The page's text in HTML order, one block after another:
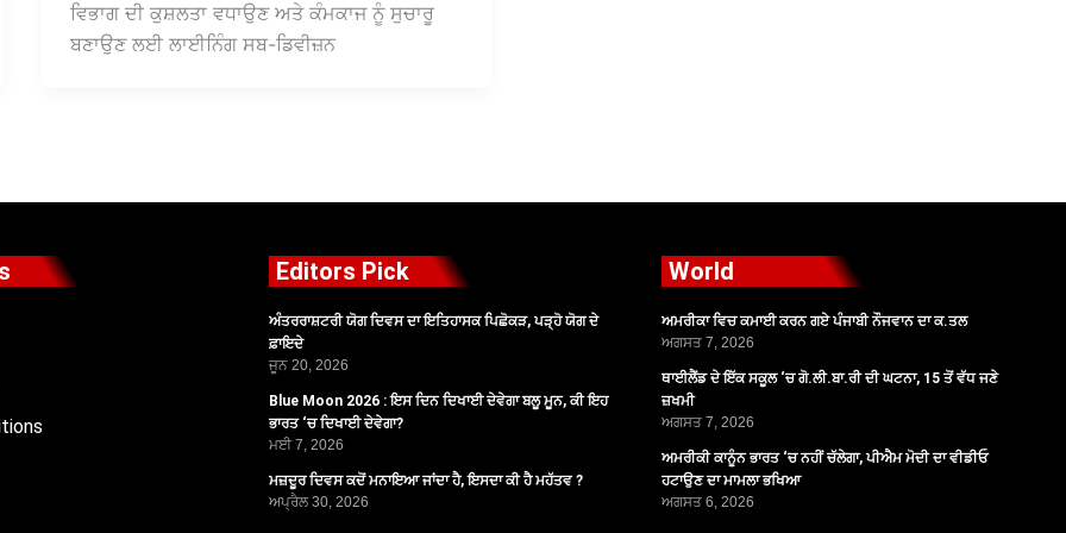
ਵਿਭਾਗ ਦੀ ਕੁਸ਼ਲਤਾ ਵਧਾਉਣ ਅਤੇ ਕੰਮਕਾਜ ਨੂੰ ਸੁਚਾਰੂ
ਬਣਾਉਣ ਲਈ ਲਾਈਨਿੰਗ ਸਬ-ਡਿਵੀਜ਼ਨ
Editors Pick
ਅੰਤਰਰਾਸ਼ਟਰੀ ਯੋਗ ਦਿਵਸ ਦਾ ਇਤਿਹਾਸਕ ਪਿਛੋਕੜ, ਪੜ੍ਹੋ ਯੋਗ ਦੇ
ਫ਼ਾਇਦੇ
ਜੂਨ 20, 2026
Blue Moon 2026 : ਇਸ ਦਿਨ ਦਿਖਾਈ ਦੇਵੇਗਾ ਬਲੂ ਮੂਨ, ਕੀ ਇਹ
ਭਾਰਤ ‘ਚ ਦਿਖਾਈ ਦੇਵੇਗਾ?
ਮਈ 7, 2026
ਮਜ਼ਦੂਰ ਦਿਵਸ ਕਦੋਂ ਮਨਾਇਆ ਜਾਂਦਾ ਹੈ, ਇਸਦਾ ਕੀ ਹੈ ਮਹੱਤਵ ?
ਅਪ੍ਰੈਲ 30, 2026
World
ਅਮਰੀਕਾ ਵਿਚ ਕਮਾਈ ਕਰਨ ਗਏ ਪੰਜਾਬੀ ਨੌਜਵਾਨ ਦਾ ਕ.ਤਲ
ਅਗਸਤ 7, 2026
ਥਾਈਲੈਂਡ ਦੇ ਇੱਕ ਸਕੂਲ ‘ਚ ਗੋ.ਲੀ.ਬਾ.ਰੀ ਦੀ ਘਟਨਾ, 15 ਤੋਂ ਵੱਧ ਜਣੇ
ਜ਼ਖਮੀ
ਅਗਸਤ 7, 2026
ਅਮਰੀਕੀ ਕਾਨੂੰਨ ਭਾਰਤ ‘ਚ ਨਹੀਂ ਚੱਲੇਗਾ, ਪੀਐਮ ਮੋਦੀ ਦਾ ਵੀਡੀਓ
ਹਟਾਉਣ ਦਾ ਮਾਮਲਾ ਭਖਿਆ
ਅਗਸਤ 6, 2026